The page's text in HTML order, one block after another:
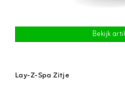
Bekijk
Lay-Z-Spa Zitje